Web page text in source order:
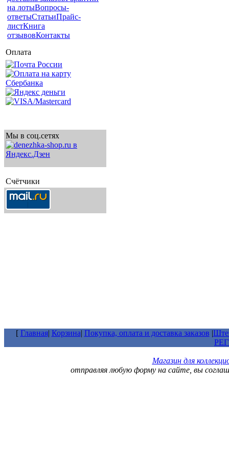
на лотыВопросы-
ответыСтатьиПрайс-
листКнига
отзывовКонтакты
Оплата
Мы в соц.сетях
Счётчики
[ Главная| Корзина| Покупка, оплата и доставка заказов |
Магазин для
отправляя любую форму на сайте, вы